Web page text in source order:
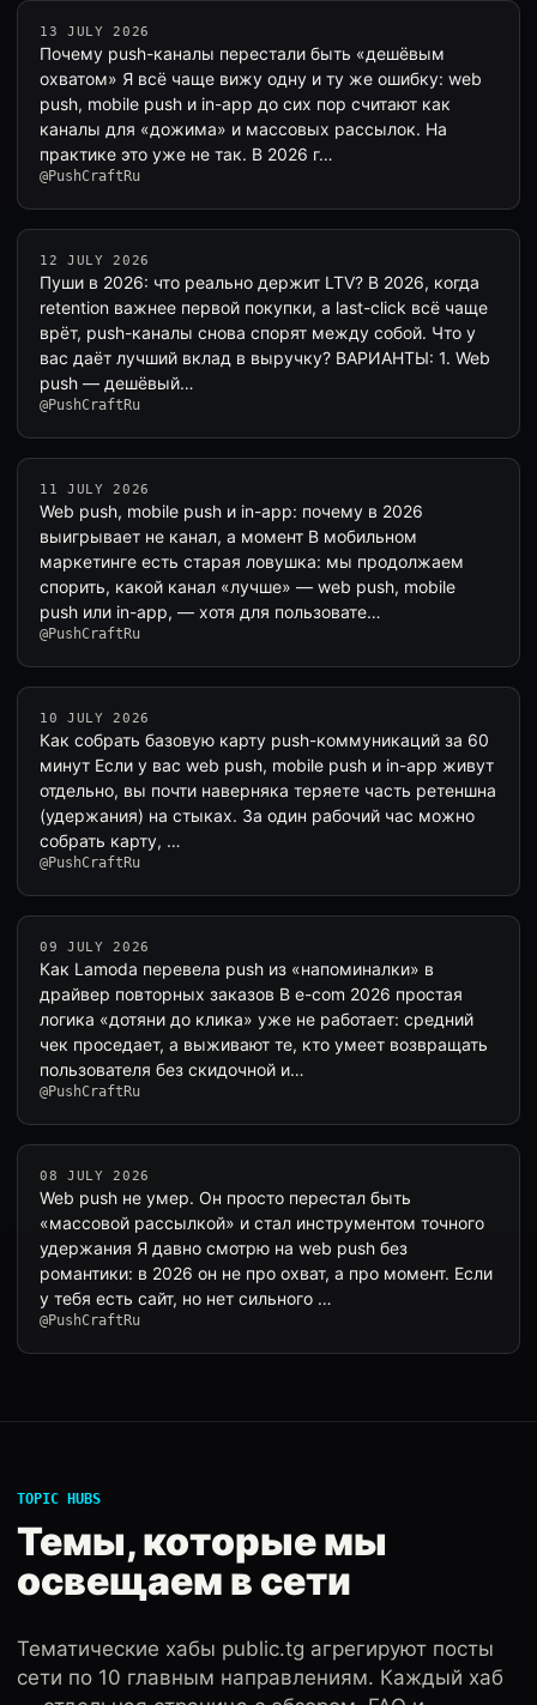
13 JULY 2026
Почему push-каналы перестали быть «дешёвым
охватом» Я всё чаще вижу одну и ту же ошибку: web
push, mobile push и in-app до сих пор считают как
каналы для «дожима» и массовых рассылок. На
практике это уже не так. В 2026 г…
@PushCraftRu
12 JULY 2026
Пуши в 2026: что реально держит LTV? В 2026, когда
retention важнее первой покупки, а last-click всё чаще
врёт, push-каналы снова спорят между собой. Что у
вас даёт лучший вклад в выручку? ВАРИАНТЫ: 1. Web
push — дешёвый…
@PushCraftRu
11 JULY 2026
Web push, mobile push и in-app: почему в 2026
выигрывает не канал, а момент В мобильном
маркетинге есть старая ловушка: мы продолжаем
спорить, какой канал «лучше» — web push, mobile
push или in-app, — хотя для пользовате…
@PushCraftRu
10 JULY 2026
Как собрать базовую карту push-коммуникаций за 60
минут Если у вас web push, mobile push и in-app живут
отдельно, вы почти наверняка теряете часть ретеншна
(удержания) на стыках. За один рабочий час можно
собрать карту, …
@PushCraftRu
09 JULY 2026
Как Lamoda перевела push из «напоминалки» в
драйвер повторных заказов В e-com 2026 простая
логика «дотяни до клика» уже не работает: средний
чек проседает, а выживают те, кто умеет возвращать
пользователя без скидочной и…
@PushCraftRu
08 JULY 2026
Web push не умер. Он просто перестал быть
«массовой рассылкой» и стал инструментом точного
удержания Я давно смотрю на web push без
романтики: в 2026 он не про охват, а про момент. Если
у тебя есть сайт, но нет сильного …
@PushCraftRu
TOPIC HUBS
Темы, которые мы
освещаем в сети
Тематические хабы public.tg агрегируют посты
сети по 10 главным направлениям. Каждый хаб